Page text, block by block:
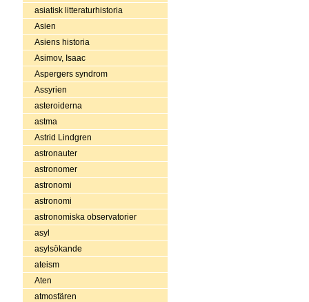
asiatisk litteraturhistoria
Asien
Asiens historia
Asimov, Isaac
Aspergers syndrom
Assyrien
asteroiderna
astma
Astrid Lindgren
astronauter
astronomer
astronomi
astronomi
astronomiska observatorier
asyl
asylsökande
ateism
Aten
atmosfären